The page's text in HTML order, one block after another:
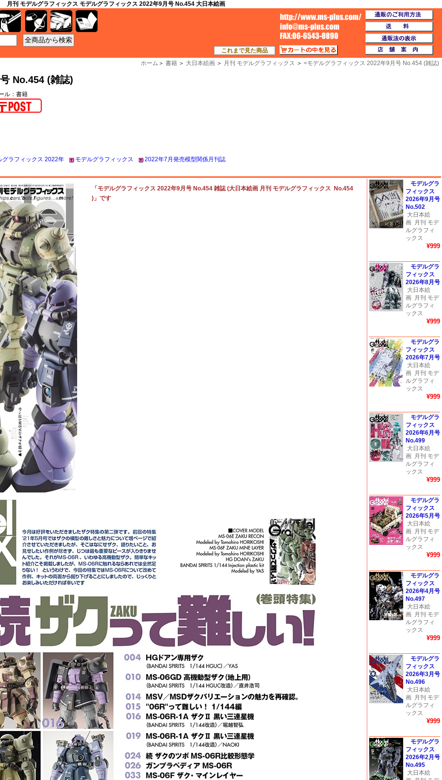
月刊 モデルグラフィックス モデルグラフィックス 2022年9月号 No.454 大日本絵画
ホーム ＞ 書籍 ＞ 大日本絵画 ＞ 月刊 モデルグラフィックス ＞ <モデルグラフィックス 2022年9月号 No.454 (雑誌)
No.454 (雑誌)
ル：書籍
グラフィックス 2022年 モデルグラフィックス 2022年7月発売模型関係月刊誌
「モデルグラフィックス 2022年9月号 No.454 雑誌 (大日本絵画 月刊 モデルグラフィックス No.454
)」です
モデルグラ
フィックス
2026年9月号
No.502
大日本絵
画 月刊 モデ
ルグラフィ
ックス
¥999
モデルグラ
フィックス
2026年8月号
大日本絵
画 月刊 モデ
ルグラフィ
ックス
¥999
モデルグラ
フィックス
2026年7月号
大日本絵
画 月刊 モデ
ルグラフィ
ックス
¥999
モデルグラ
フィックス
2026年6月号
No.499
大日本絵
画 月刊 モデ
ルグラフィ
ックス
¥999
モデルグラ
フィックス
2026年5月号
大日本絵
画 月刊 モデ
ルグラフィ
ックス
¥999
モデルグラ
フィックス
2026年4月号
No.497
大日本絵
画 月刊 モデ
ルグラフィ
ックス
¥999
モデルグラ
フィックス
2026年3月号
No.496
大日本絵
画 月刊 モデ
ルグラフィ
ックス
¥999
モデルグラ
フィックス
2026年2月号
No.495
大日本絵
料 工具 資材 ケース
これまで見た商品
カートの中を見る